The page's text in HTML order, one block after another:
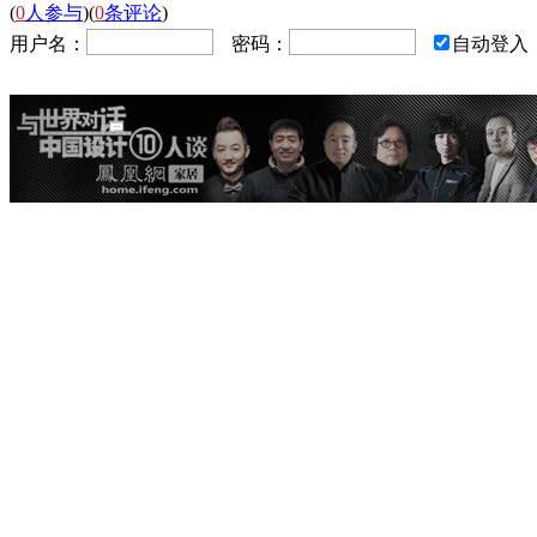
(0人参与)(0条评论)
用户名：
密码： 自动登入